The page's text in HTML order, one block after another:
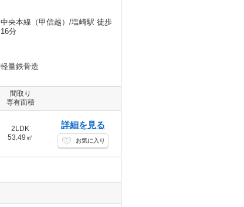
中央本線（甲信越）/塩崎駅 徒歩
16分
軽量鉄骨造
間取り
専有面積
2LDK
53.49㎡
詳細を見る
お気に入り